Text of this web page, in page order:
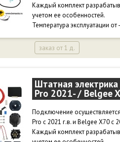
Каждый комплект
учетом ее особенностей.
Температура эксплуатации от
заказ от 1 д.
Штатная
Pro 2021- / Belgee
Подключение
Pro c 2021 г.в. и Belgee X70 с
Каждый комплект